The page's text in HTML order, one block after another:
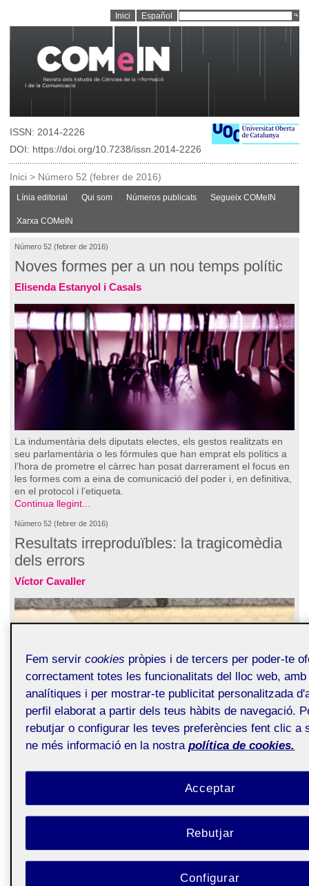
Inici Español
ISSN: 2014-2226
DOI: https://doi.org/10.7238/issn.2014-2226
Inici > Número 52 (febrer de 2016)
Línia editorial Qui som Números publicats Segueix COMeIN
Xarxa COMeIN
Número 52 (febrer de 2016)
Noves formes per a un nou temps polític
Elisenda Estanyol i Casals
La indumentària dels diputats electes, els gestos realitzats en
seu parlamentària o les fórmules que han emprat els polítics a
l’hora de prometre el càrrec han posat darrerament el focus en
les formes com a eina de comunicació del poder i, en definitiva,
en el protocol i l’etiqueta.
Continua llegint...
Número 52 (febrer de 2016)
Resultats irreproduïbles: la tragicomèdia
dels errors
Víctor Cavaller
L’acumulació d’evidències sobre errors experimentals i d'anàlisi
comesos en ciències naturals, socials i/o aplicades, constatats a
revistes científiques de prestigi comença a ser preocupant per a
la comunitat científica. El fenomen demostra la manca de rigor
, la manca de recursos
l’activitat investigadora quan aquesta està associada a la
pressió per publicar i a la necessitat de reconeixement dels
mèrits en el sistema científico-acadèmic.
Fem servircookies pròpies i de tercers per poder-te
correctament totes les funcionalitats del lloc web,
analítiques i per mostrar-te publicitat personalitzada
perfil elaborat a partir dels teus hàbits de navegació.
rebutjar o configurar les teves preferències fent clic a
ne més informació en la nostra política de cookies.
Rebutjar
Acceptar
Configurar